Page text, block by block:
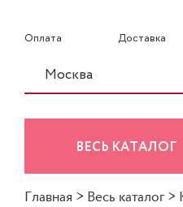
Оплата Доставка
Москва
ВЕСЬ КАТАЛОГ
Главная > Весь каталог >